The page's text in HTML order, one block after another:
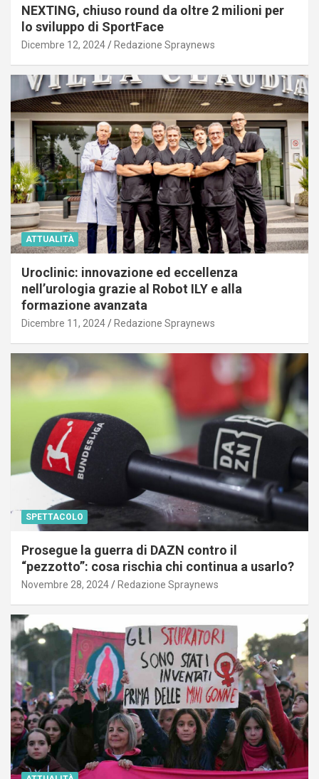
NEXTING, chiuso round da oltre 2 milioni per
lo sviluppo di SportFace
Dicembre 12, 2024 Redazione Spraynews
ATTUALITÀ
Uroclinic: innovazione ed eccellenza
nell’urologia grazie al Robot ILY e alla
formazione avanzata
Dicembre 11, 2024 Redazione Spraynews
SPETTACOLO
Prosegue la guerra di DAZN contro il
“pezzotto”: cosa rischia chi continua a usarlo?
Novembre 28, 2024 Redazione Spraynews